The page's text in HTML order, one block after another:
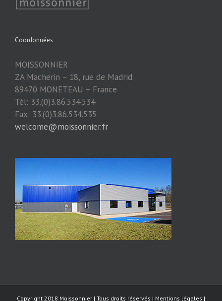
Coordonnées
MOISSONNIER
ZA Macherin – 18, rue de Madrid
89470 MONETEAU – France
Tél: 33.(0)3.86.534.534
Fax: 33.(0)3.86.534.535
welcome@moissonnier.fr
Copyright 2018 Moissonnier | Tous droits réservés | Mentions légales |